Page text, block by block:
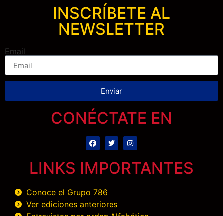
INSCRÍBETE AL
NEWSLETTER
Email
Enviar
CONÉCTATE EN
LINKS IMPORTANTES
Conoce el Grupo 786
Ver ediciones anteriores